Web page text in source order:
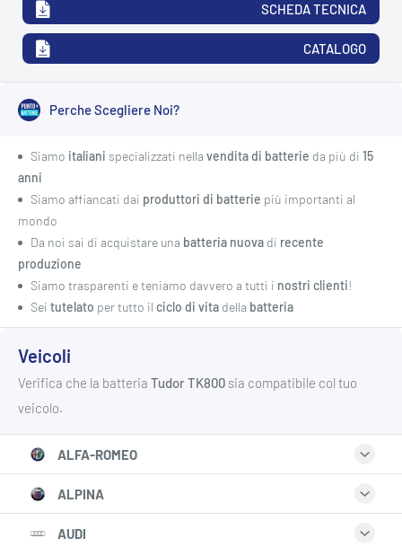
SCHEDA TECNICA
CATALOGO
Perche Scegliere Noi?
Siamo italiani specializzati nella vendita di batterie da più di 15
anni
Siamo affiancati dai produttori di batterie più importanti al
mondo
Da noi sai di acquistare una batteria nuova di recente
produzione
Siamo trasparenti e teniamo davvero a tutti i nostri clienti!
Sei tutelato per tutto il ciclo di vita della batteria
Veicoli
Verifica che la batteria TudorTK800 sia compatibile col tuo
veicolo.
ALFA-ROMEO
8C (920_) 4.7 (920AXA1A) | 331 Kw | 450 CV | 4691 cm3 | [01.2007
- 10.2009]
ALPINA
B3 (E46) 3.3 | 206 Kw | 280 CV | 3300 cm3 | [03.1999 - 07.2002]
AUDI